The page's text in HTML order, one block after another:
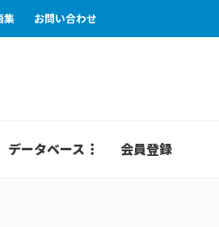
集 お問い合わせ
データベース 会員登録